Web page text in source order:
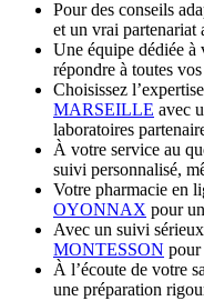
Pour des conseils
et un vrai partenariat
Une équipe dédiée à
répondre à toutes
Choisissez
MARSEILLE avec
laboratoires
À votre service au
suivi personnalisé,
Votre pharmacie en
OYONNAX pour
Avec un suivi
MONTESSON pour
À l’écoute de votre
une préparation